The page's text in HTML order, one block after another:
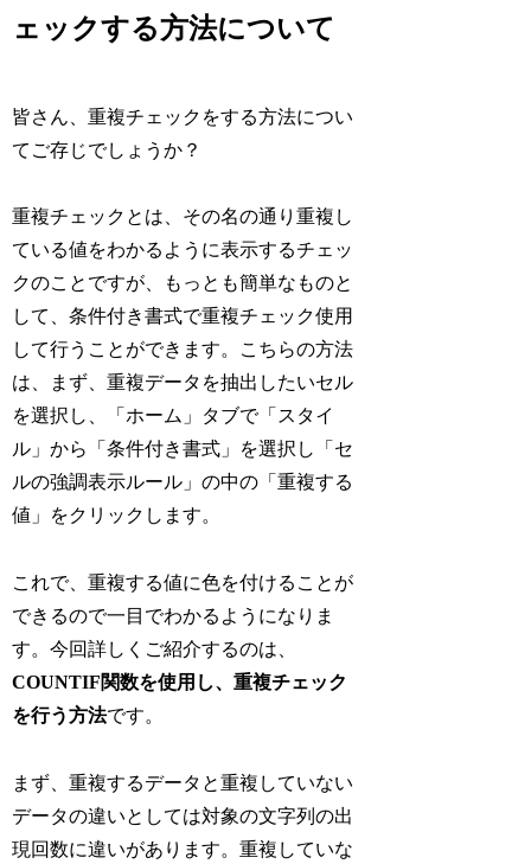
ェックする方法について
皆さん、重複チェックをする方法につい
てご存じでしょうか？
重複チェックとは、その名の通り重複し
ている値をわかるように表示するチェッ
クのことですが、もっとも簡単なものと
して、条件付き書式で重複チェック使用
して行うことができます。こちらの方法
は、まず、重複データを抽出したいセル
を選択し、「ホーム」タブで「スタイ
ル」から「条件付き書式」を選択し「セ
ルの強調表示ルール」の中の「重複する
値」をクリックします。
これで、重複する値に色を付けることが
できるので一目でわかるようになりま
す。今回詳しくご紹介するのは、
COUNTIF関数を使用し、重複チェック
を行う方法です。
まず、重複するデータと重複していない
データの違いとしては対象の文字列の出
現回数に違いがあります。重複していな